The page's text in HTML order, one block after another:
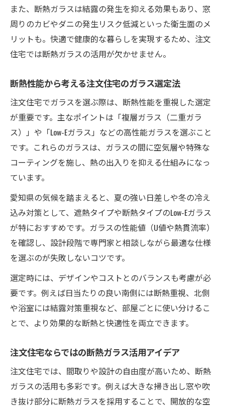
また、断熱ガラスは結露の発生を抑える効果もあり、窓
周りのカビやダニの発生リスク低減といった衛生面のメ
リットも。快適で健康的な暮らしを実現するため、注文
住宅では断熱ガラスの活用が欠かせません。
断熱性能から考える注文住宅のガラス選定法
注文住宅でガラスを選ぶ際は、断熱性能を重視した選定
が重要です。主なポイントは「複層ガラス（二重ガラ
ス）」や「Low-Eガラス」などの高性能ガラスを選ぶこと
です。これらのガラスは、ガラスの間に空気層や特殊な
コーティングを施し、熱の出入りを抑える仕組みになっ
ています。
愛知県の気候を踏まえると、夏の強い日差しや冬の冷え
込み対策として、遮熱タイプや断熱タイプのLow-Eガラス
が特におすすめです。ガラスの性能値（U値や熱貫流率）
を確認し、設計段階で専門家と相談しながら最適な仕様
を選ぶのが失敗しないコツです。
選定時には、デザインやコストとのバランスも考慮が必
要です。例えば日当たりの良い南側には断熱重視、北側
や浴室には結露対策重視など、部屋ごとに使い分けるこ
とで、より効果的な断熱と快適性を両立できます。
注文住宅ならではの断熱ガラス活用アイデア
注文住宅では、間取りや設計の自由度が高いため、断熱
ガラスの活用も多彩です。例えば大きな掃き出し窓や吹
き抜け部分に断熱ガラスを採用することで、開放的な空